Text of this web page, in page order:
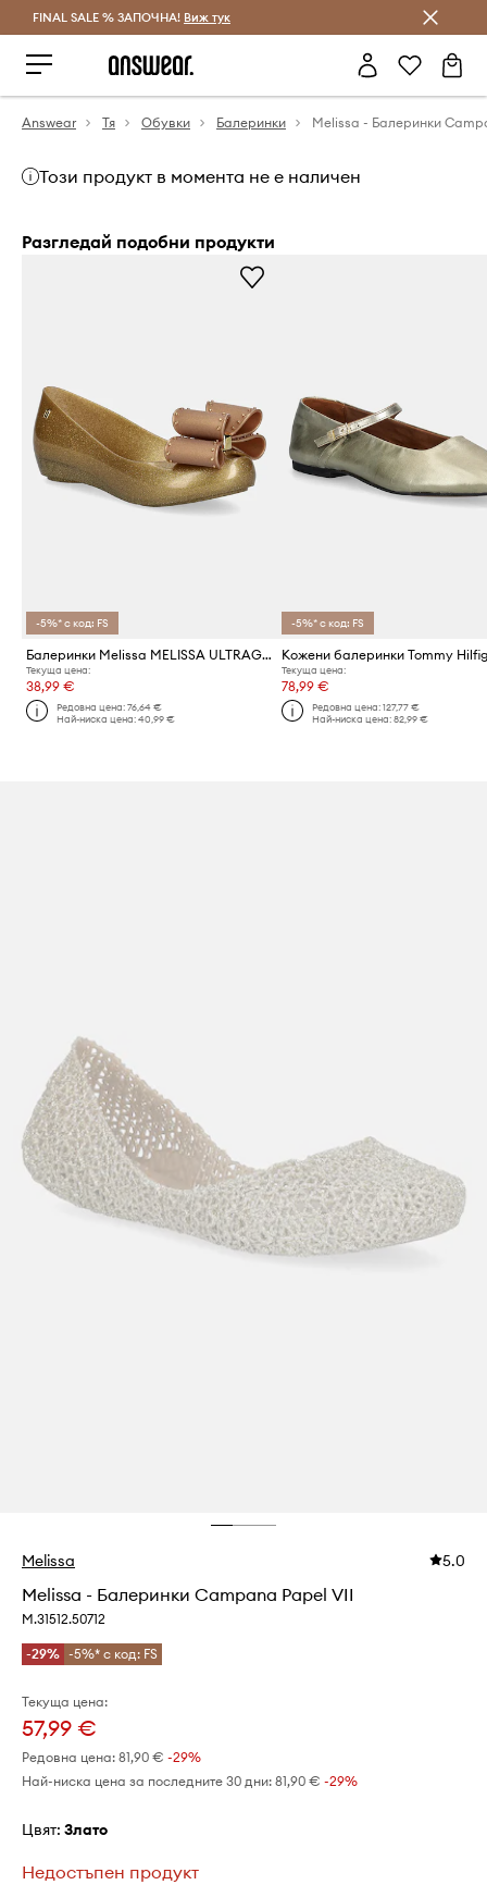
Спестявай с Answear Club
FINAL SALE % ЗАПОЧНА! Виж тук
Answear Тя Обувки Балеринки
Този продукт в момента не е наличен
Разгледай подобни продукти
-5%* с код: FS
Балеринки Melissa MELISSA ULTRAGIRL CLASSIC BOW AD
Текуща цена:
38,99 €
Редовна цена:76,64 €
Най-ниска цена:40,99 €
-5%* с код: FS
Текуща цена:
78,99 €
Редовна цена: 127,77 €
Най-ниска цена: 82,99 €
Melissa 5.0
Melissa - Балеринки Campana Papel VII
M.31512.50712
-29% -5%* с код: FS
Текуща цена:
57,99 €
Редовна цена: 81,90 € -29%
Най-ниска цена за последните 30 дни: 81,90 € -29%
Цвят: злато
Недостъпен продукт